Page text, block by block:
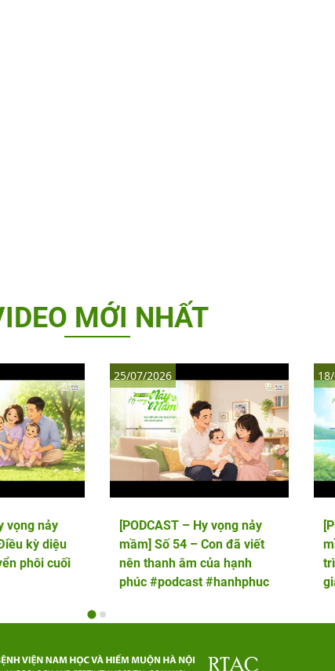
MỚI NHẤT
vọng nảy
kỳ diệu
phôi cuối
[PODCAST – Hy vọng nảy
mầm] Số 54 – Con đã viết
nên thanh âm của hạnh
phúc #podcast #hanhphuc
25/07/2026